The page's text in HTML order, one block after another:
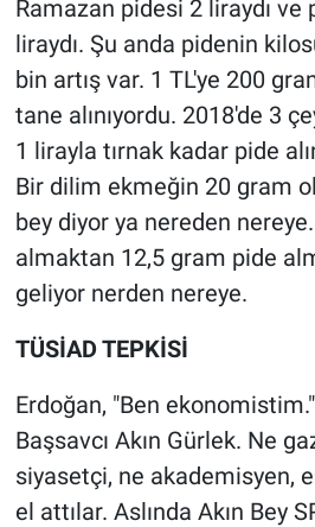
Ramazan pidesi 2 liraydı ve
liraydı. Şu anda pidenin
bin artış var. 1 TL'ye 200
tane alınıyordu. 2018'de 3
1 lirayla tırnak kadar pide
Bir dilim ekmeğin 20 gram
bey diyor ya nereden
almaktan 12,5 gram pide
geliyor nerden nereye.
TÜSİAD TEPKİSİ
Erdoğan, "Ben
Başsavcı Akın Gürlek. Ne
siyasetçi, ne akademisyen,
el attılar. Aslında Akın Bey